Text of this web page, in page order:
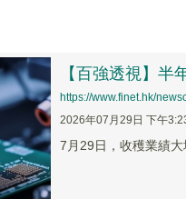
【百強透視】
https://www.finet.hk/
2026年07月29日 下午
7月29日，收穫業績